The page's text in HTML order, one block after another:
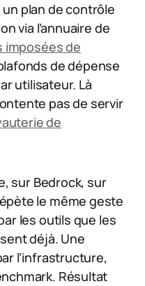
un plan de contrôle
via l’annuaire de
imposées de
de dépense
utilisateur. Là
pas de servir
de
sur Bedrock, sur
le même geste
les outils que les
déjà. Une
l’infrastructure,
Résultat